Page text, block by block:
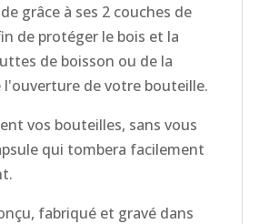
grâce à ses 2 couches de
de protéger le bois et la
de boisson ou de la
l'ouverture de votre bouteille.
vos bouteilles, sans vous
qui tombera facilement
fabriqué et gravé dans